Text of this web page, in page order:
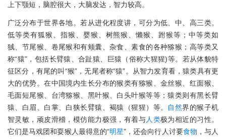
上下颚短，脑腔很大，大脑发达，智力较高。
广泛分布于世界各地。若从进化程度讲，可分为低、中、高三类。
低等类有狐猴、指猴、婴猴、树熊猴、懒猴、跗猴等；中等类如
狨、节尾猴、卷尾猴和有颊囊、杂食、素食的各种猕猴；高等类又
称“猿”，包括长臂猿、合趾猿、巨猿（俗称大猩猩)等。若从体貌特
征区分，有尾的叫“猴”，无尾者称“猿”。从智力发育看，猿类具有更
大的优势。在中国境内生长分布的猴类有猕猴、金丝猴、红面猴、
毛面短尾猴、台湾猕猴、黑叶猴、白头叶猴等等；猿类则有黑长臂
猿、白眉、白掌、白狭长臂猿、褐猿（猩猩）等。 自然界的猴子机
智灵敏，顽皮滑稽，模仿能力极强，有着与人类极为相近的习性。
它们是马戏团和耍猴人最得意的“明星”，还会向行人讨要食物 ，与人